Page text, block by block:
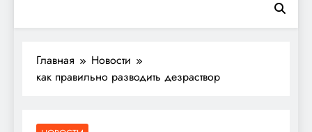
Главная
Новости
как правильно разводить дезраствор